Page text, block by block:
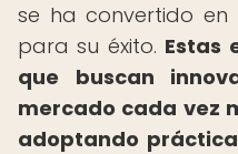
se ha convertido
para su éxito. Estas
que buscan
mercado cada vez
adoptando